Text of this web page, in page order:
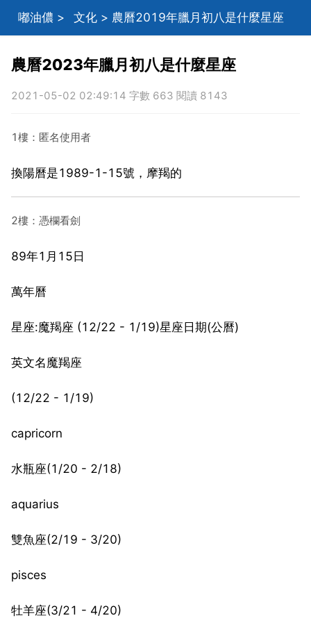
嘟油儂 > 文化 > 農曆2019年臘月初八是什麼星座
農曆2023年臘月初八是什麼星座
2021-05-02 02:49:14 字數 663 閱讀 8143
1樓：匿名使用者
換陽曆是1989-1-15號，摩羯的
2樓：憑欄看劍
89年1月15日
萬年曆
星座:魔羯座 (12/22 - 1/19)星座日期(公曆)
英文名魔羯座
(12/22 - 1/19)
capricorn
水瓶座(1/20 - 2/18)
aquarius
雙魚座(2/19 - 3/20)
pisces
牡羊座(3/21 - 4/20)